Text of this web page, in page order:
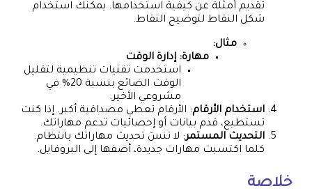
تقديم أمثلة عن كيفية استخدامها. يمكنك استخدام
شكل النقاط لتوضيح النقاط.
مثال:
مهارة: إدارة الوقت
استخدمت تقنيات تنظيمية لتقليل
الوقت الضائع بنسبة 20% في
مشروعي الأخير.
استخدام الأرقام: الأرقام تعطي مصداقية أكبر. إذا كنت
تستطيع، قدم بيانات أو إحصائيات تدعم مهاراتك.
التحديث المستمر: لا تنسَ تحديث مهاراتك بانتظام.
كلما اكتسبت مهارات جديدة، أضفها إلى البروفايل.
خلاصة